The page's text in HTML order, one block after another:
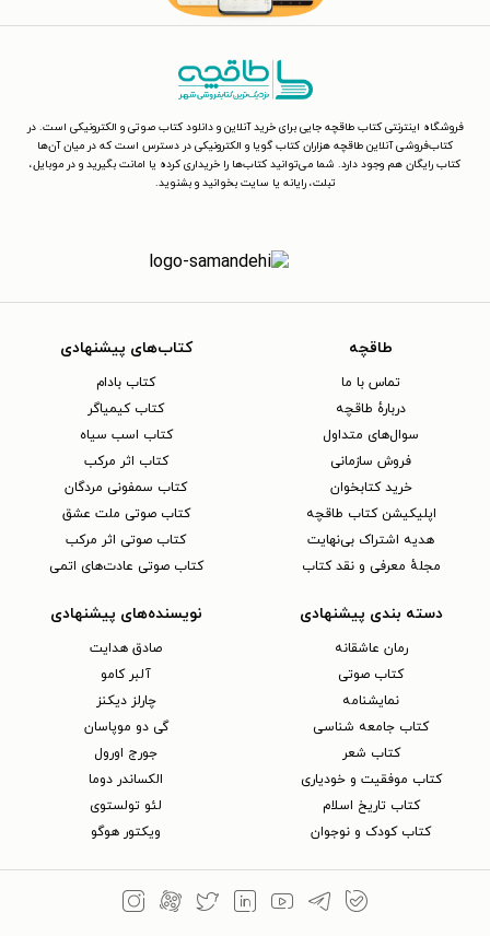
فروشگاه اینترنتی کتاب طاقچه جایی برای خرید آنلاین و دانلود کتاب صوتی و الکترونیکی است. در
کتاب‌فروشی آنلاین طاقچه هزاران کتاب گویا و الکترونیکی در دسترس است که در میان آن‌ها
کتاب رایگان هم وجود دارد. شما می‌توانید کتاب‌ها را خریداری کرده یا امانت بگیرید و در موبایل،
تبلت، رایانه یا سایت بخوانید و بشنوید.
طاقچه
تماس با ما
دربارهٔ طاقچه
سوال‌های متداول
فروش سازمانی
خرید کتابخوان
اپلیکیشن کتاب طاقچه
هدیه اشتراک بی‌نهایت
مجلهٔ معرفی و نقد کتاب
کتاب‌های پیشنهادی
کتاب بادام
کتاب کیمیاگر
کتاب اسب سیاه
کتاب اثر مرکب
کتاب سمفونی مردگان
کتاب صوتی ملت عشق
کتاب صوتی اثر مرکب
کتاب صوتی عادت‌های اتمی
دسته بندی پیشنهادی
رمان عاشقانه
کتاب‌ صوتی
نمایشنامه
کتاب جامعه شناسی
کتاب شعر
کتاب موفقیت و خودیاری
کتاب تاریخ اسلام
کتاب کودک و نوجوان
نویسنده‌های پیشنهادی
صادق هدایت
آلبر کامو
چارلز دیکنز
گی دو موپاسان
جورج اورول
الکساندر دوما
لئو تولستوی
ویکتور هوگو